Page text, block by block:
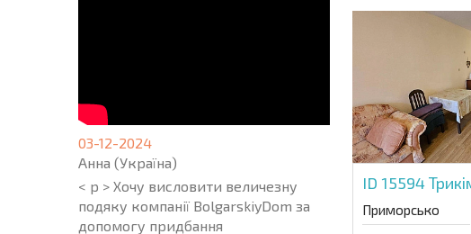
03-12-2024
Анна (Україна)
< p > Хочу висловити величезну
подяку компанії BolgarskiyDom за
допомогу придбання
ID 15594
Приморсько